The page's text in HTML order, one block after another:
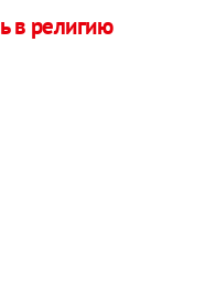
в религию